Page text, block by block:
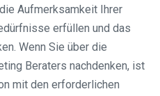
Aufmerksamkeit Ihrer
erfüllen und das
Wenn Sie über die
Beraters nachdenken, ist
mit den erforderlichen